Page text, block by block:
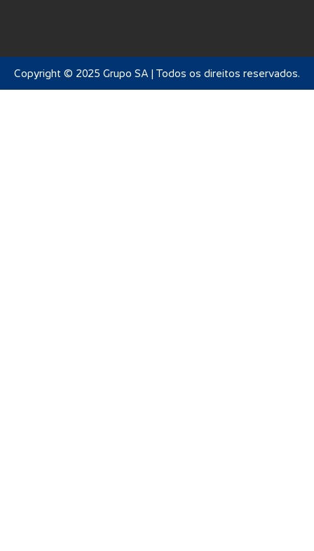
Copyright © 2025 Grupo SA | Todos os direitos reservados.